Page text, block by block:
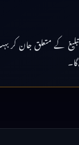
کے متعلق جان کر